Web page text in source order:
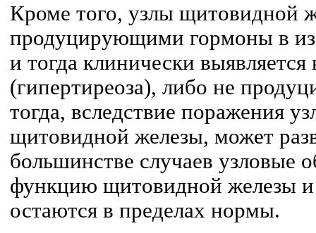
Кроме того, узлы щитовидной
продуцирующими гормоны в
и тогда клинически выявляется
(гипертиреоза), либо не
тогда, вследствие поражения
щитовидной железы, может
большинстве случаев узловые
функцию щитовидной железы
остаются в пределах нормы.